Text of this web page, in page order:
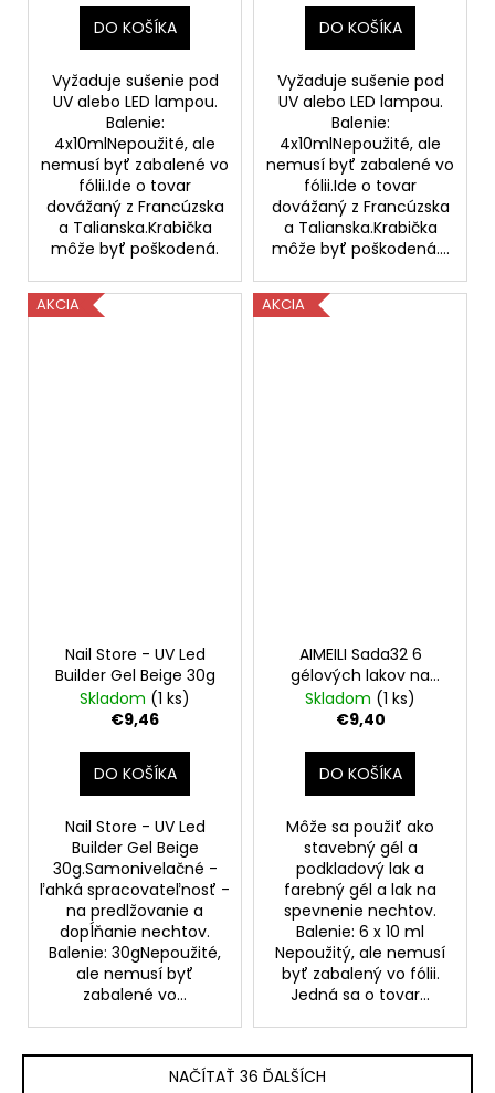
DO KOŠÍKA
Vyžaduje sušenie pod
UV alebo LED lampou.
Balenie:
4x10mlNepoužité, ale
nemusí byť zabalené vo
fólii.Ide o tovar
dovážaný z Francúzska
a Talianska.Krabička
môže byť poškodená.
DO KOŠÍKA
Vyžaduje sušenie pod
UV alebo LED lampou.
Balenie:
4x10mlNepoužité, ale
nemusí byť zabalené vo
fólii.Ide o tovar
dovážaný z Francúzska
a Talianska.Krabička
môže byť poškodená....
AKCIA
Nail Store - UV Led
Builder Gel Beige 30g
Skladom (1 ks)
€9,46
DO KOŠÍKA
Nail Store - UV Led
Builder Gel Beige
30g.Samonivelačné -
ľahká spracovateľnosť -
na predlžovanie a
dopĺňanie nechtov.
Balenie: 30gNepoužité,
ale nemusí byť
zabalené vo...
AKCIA
AIMEILI Sada32 6
gélových lakov na
nechty, 6 x 10 ml
Skladom (1 ks)
€9,40
DO KOŠÍKA
Môže sa použiť ako
stavebný gél a
podkladový lak a
farebný gél a lak na
spevnenie nechtov.
Balenie: 6 x 10 ml
Nepoužitý, ale nemusí
byť zabalený vo fólii.
Jedná sa o tovar...
NAČÍTAŤ 36 ĎALŠÍCH